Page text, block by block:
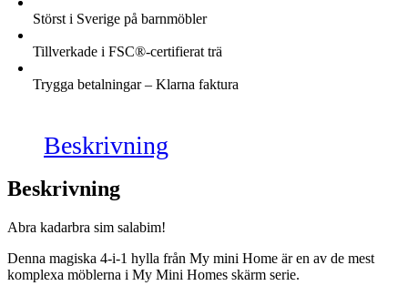
Störst i Sverige på barnmöbler
Tillverkade i FSC®-certifierat trä
Trygga betalningar – Klarna faktura
Beskrivning
Beskrivning
Abra kadarbra sim salabim!
Denna magiska 4-i-1 hylla från My mini Home är en av de mest
komplexa möblerna i My Mini Homes skärm serie.